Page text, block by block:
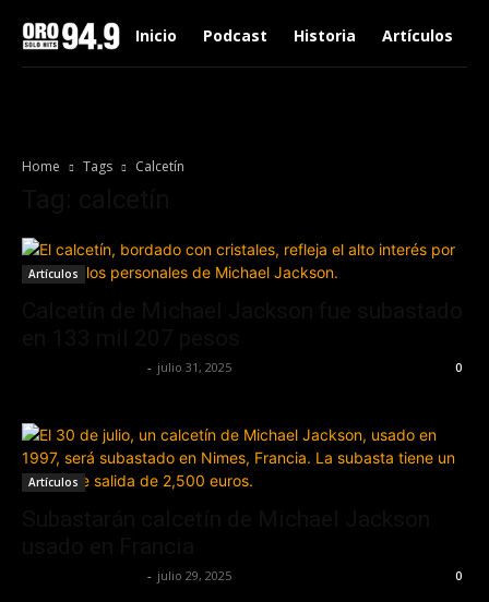
Inicio Podcast Historia Artículos
Home Tags Calcetín
Artículos
- julio 31, 2025 0
Artículos
- julio 29, 2025 0